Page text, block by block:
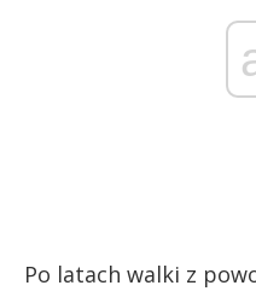
Po latach walki z